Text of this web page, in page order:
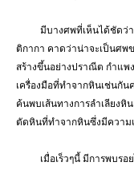
มีบางศพที่เห็นได้ชัดว่
ติกากา คาดว่าน่าจะเป็นศพ
สร้างขึ้นอย่างปราณีต กำแพ
เครื่องมือที่ทำจากหินเช่นกัน
ค้นพบเส้นทางการลำเลียงหิ
ตัดหินที่ทำจากหินซึ่งมีความ
เมื่อเร็วๆนี้ มีการพบร